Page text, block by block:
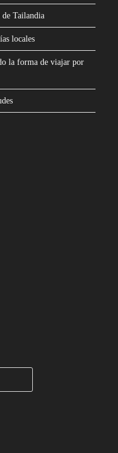
de Tailandia
locales
la forma de viajar por